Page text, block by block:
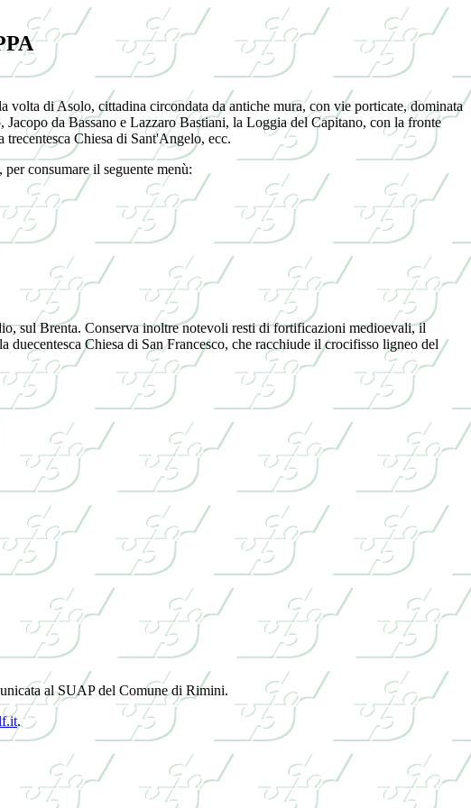
di Asolo, cittadina circondata da antiche mura, con vie porticate, dominata
da Bassano e Lazzaro Bastiani, la Loggia del Capitano, con la fronte
Chiesa di Sant'Angelo, ecc.
consumare il seguente menù:
sul Brenta. Conserva inoltre notevoli resti di fortificazioni medioevali, il
Chiesa di San Francesco, che racchiude il crocifisso ligneo del
al SUAP del Comune di Rimini.
.